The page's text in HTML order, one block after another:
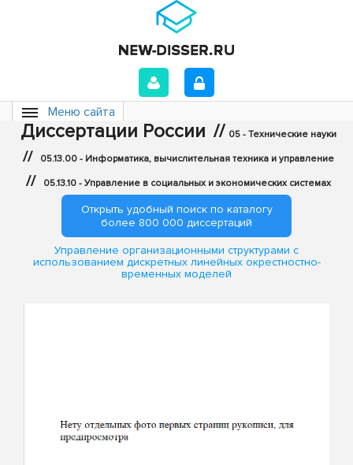
Меню сайта
Диссертации России // 05 - Технические науки
// 05.13.00 - Информатика, вычислительная техника и управление
// 05.13.10 - Управление в социальных и экономических системах
Открыть удобный поиск по каталогу
более 800 000 диссертаций
Управление организационными структурами с
использованием дискретных линейных окрестностно-
временных моделей